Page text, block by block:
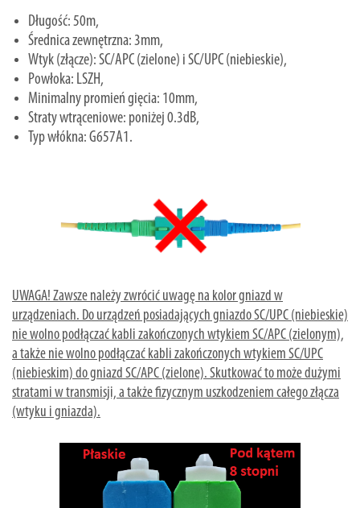
Długość: 50m,
Średnica zewnętrzna: 3mm,
Wtyk (złącze): SC/APC (zielone) i SC/UPC (niebieskie),
Powłoka: LSZH,
Minimalny promień gięcia: 10mm,
Straty wtrąceniowe: poniżej 0.3dB,
Typ włókna: G657A1.
UWAGA! Zawsze należy zwrócić uwagę na kolor gniazd w
urządzeniach. Do urządzeń posiadających gniazdo SC/UPC (niebieskie)
nie wolno podłączać kabli zakończonych wtykiem SC/APC (zielonym),
a także nie wolno podłączać kabli zakończonych wtykiem SC/UPC
(niebieskim) do gniazd SC/APC (zielone). Skutkować to może dużymi
stratami w transmisji, a także fizycznym uszkodzeniem całego złącza
(wtyku i gniazda).